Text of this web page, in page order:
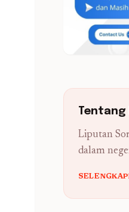
Tentang
Liputan
dalam